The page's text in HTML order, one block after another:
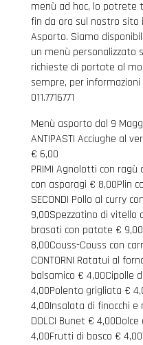
menù ad hoc, lo potrete
fin da ora sul nostro sito
Asporto. Siamo
un menù personalizzato
richieste di portate al
sempre, per
011.7716771
Menù asporto dal 9
ANTIPASTI Acciughe al
€ 6,00
PRIMI Agnolotti con ragù
con asparagi € 8,00Plin
SECONDI Pollo al curry
9,00Spezzatino di vitello
brasati con patate €
8,00Couss-Couss con
CONTORNI Ratatui al
balsamico € 4,00Cipolle
4,00Polenta grigliata €
4,00Insalata di finocchi e
DOLCI Bunet €
4,00Frutti di bosco €